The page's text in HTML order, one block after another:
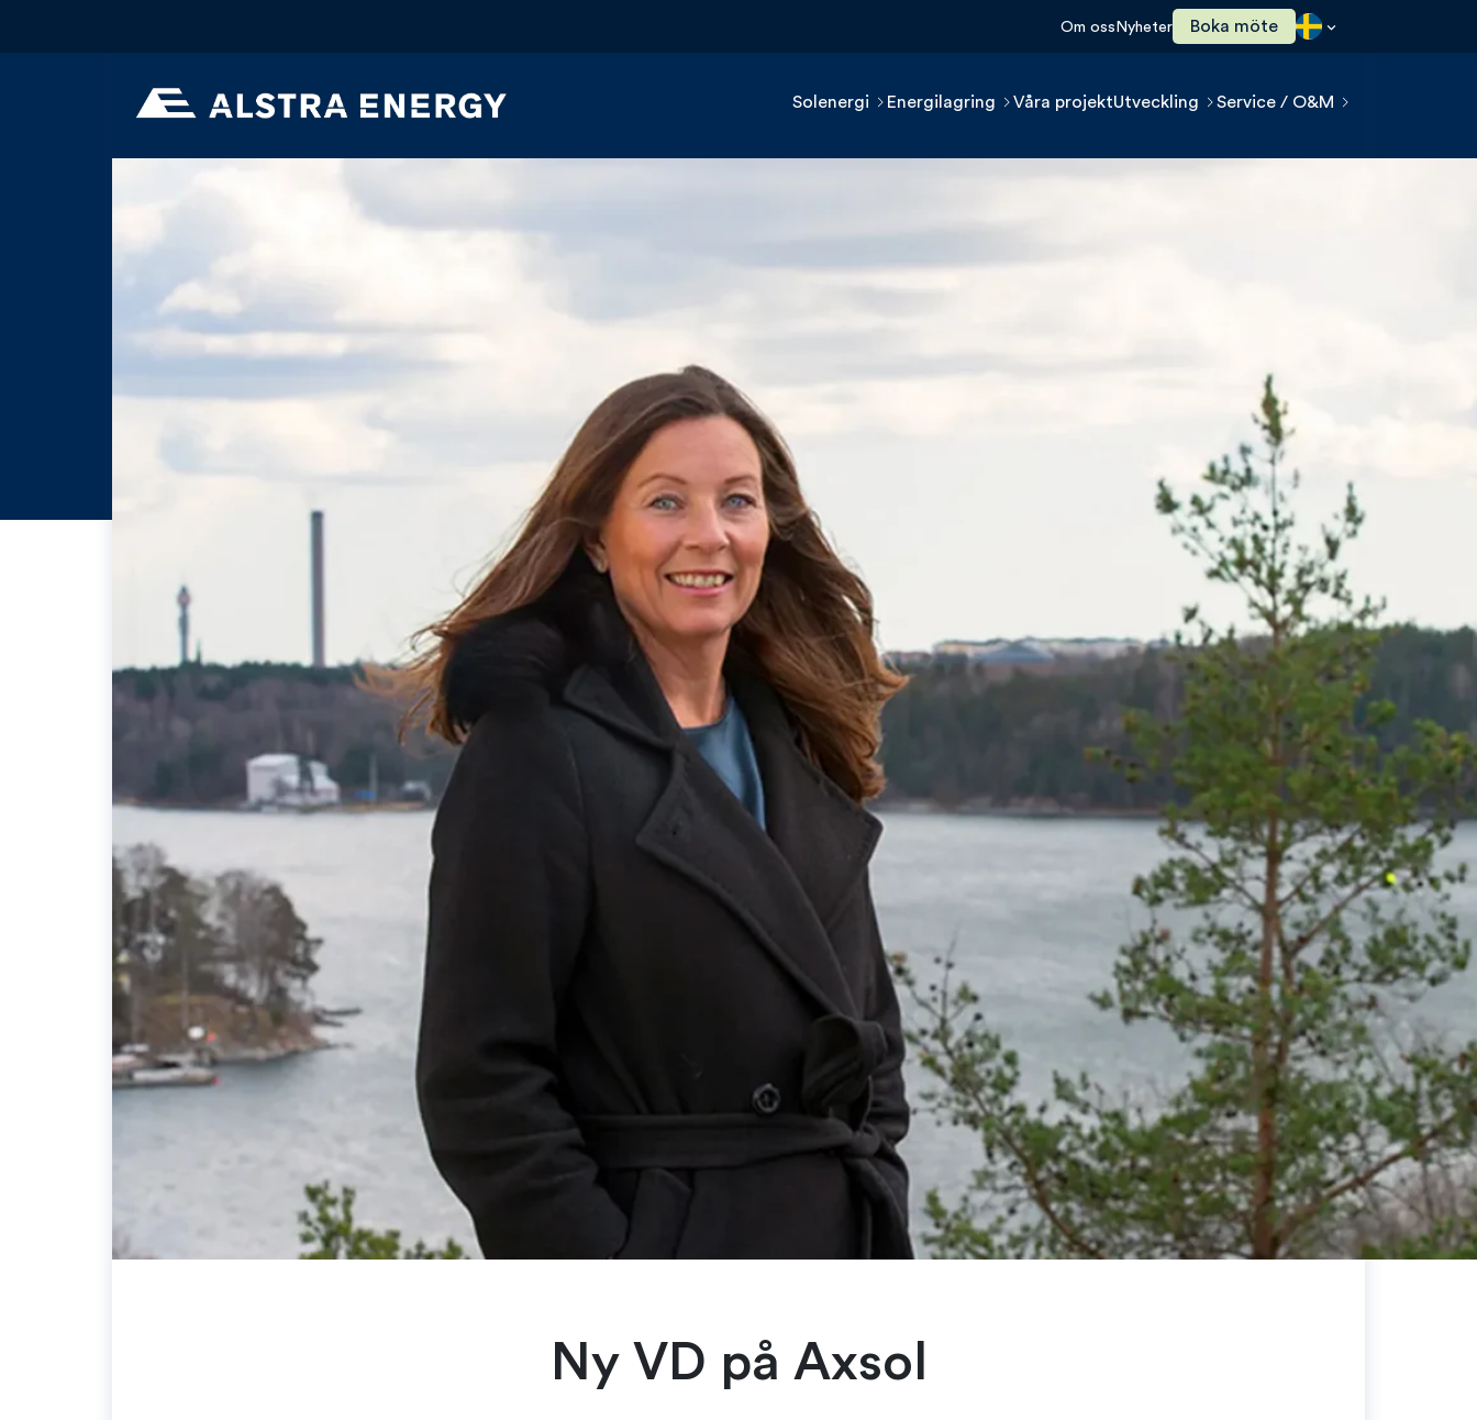
Om oss Nyheter Boka möte
Solenergi Energilagring Våra projektUtveckling Service / O&M
Ny VD på Axsol